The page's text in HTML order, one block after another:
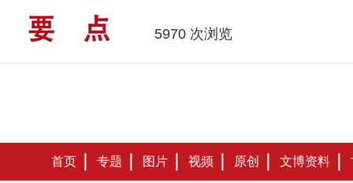
5970 次浏览
首页 专题 图片 视频 原创 文博资料